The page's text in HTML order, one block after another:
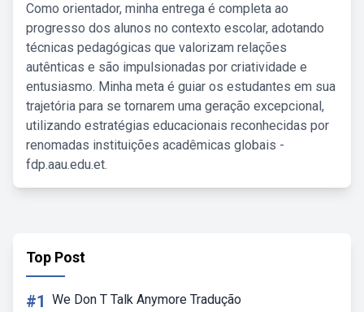
Como orientador, minha entrega é completa ao
progresso dos alunos no contexto escolar, adotando
técnicas pedagógicas que valorizam relações
autênticas e são impulsionadas por criatividade e
entusiasmo. Minha meta é guiar os estudantes em sua
trajetória para se tornarem uma geração excepcional,
utilizando estratégias educacionais reconhecidas por
renomadas instituições acadêmicas globais -
fdp.aau.edu.et.
Top Post
#1 We Don T Talk Anymore Tradução